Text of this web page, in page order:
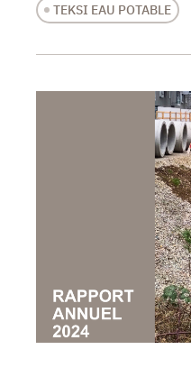
TEKSI EAU POTABLE